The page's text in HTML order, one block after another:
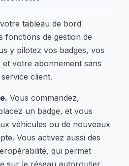
tableau de bord
fonctions de gestion de
y pilotez vos badges, vos
votre abonnement sans
client.
Vous commandez,
un badge, et vous
véhicules ou de nouveaux
Vous activez aussi des
qui permet
sur le réseau autoroutier